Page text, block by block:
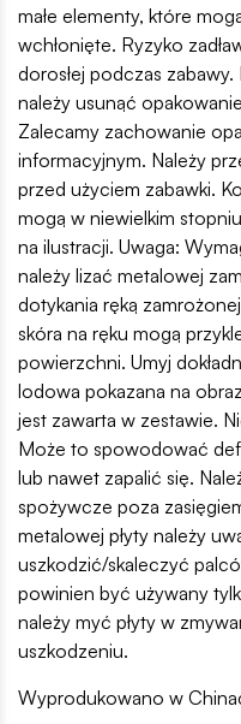
małe elementy, które
wchłonięte. Ryzyko
dorosłej podczas
należy usunąć
Zalecamy zachowanie
informacyjnym. Należy
przed użyciem zabawki.
mogą w niewielkim
na ilustracji. Uwaga:
należy lizać metalowej
dotykania ręką
skóra na ręku mogą
powierzchni. Umyj
lodowa pokazana na
jest zawarta w zestawie.
Może to spowodować
lub nawet zapalić się.
spożywcze poza
metalowej płyty należy
uszkodzić/skaleczyć
powinien być używany
należy myć płyty w
uszkodzeniu.
Wyprodukowano w